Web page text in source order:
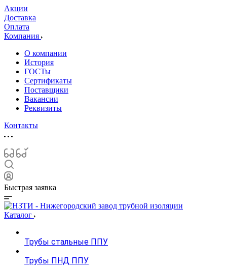
Акции
Доставка
Оплата
Компания
О компании
История
ГОСТы
Сертификаты
Поставщики
Вакансии
Реквизиты
Контакты
Быстрая заявка
Каталог
Трубы стальные ППУ
Трубы ПНД ППУ